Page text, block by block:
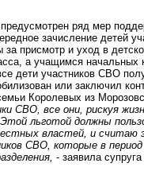
ряд мер
зачисление детей
за присмотр и уход в
а учащимся
дети участников СВО
или заключил
Королевых из
СВО, все они, рискуя
льготой должны
властей, и
СВО, которые в
- заявила